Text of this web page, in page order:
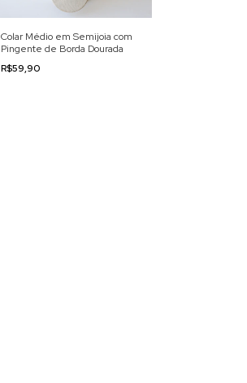
Colar Médio em Semijoia com
Pingente de Borda Dourada
R$59,90